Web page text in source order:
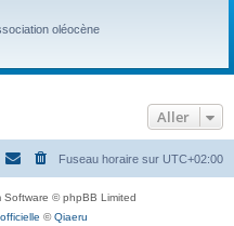
oléocène
Aller
Fuseau horaire sur UTC+02:00
Software © phpBB Limited
©Qiaeru